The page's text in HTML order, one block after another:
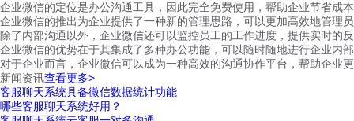
企业微信的定位是办公沟通工具，因此完全免费使用，帮助企业节省成
企业微信的推出为企业提供了一种新的管理思路，可以更加高效地管理
除了内部沟通以外，企业微信还可以监控员工的工作进度，提供实时的
企业微信的优势在于其集成了多种办公功能，可以随时随地进行企业内
对于企业而言，企业微信可以成为一种高效的沟通协作平台，帮助企业
新闻资讯查看更多>
客服聊天系统具备微信数据统计功能
哪些客服聊天系统好用？